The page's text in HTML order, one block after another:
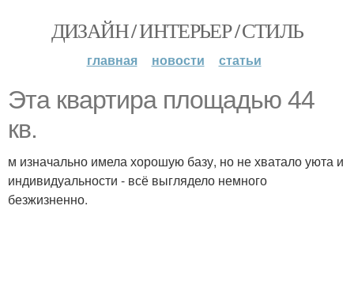
ДИЗАЙН / ИНТЕРЬЕР / СТИЛЬ
главная новости статьи
Эта квартира площадью 44
кв.
м изначально имела хорошую базу, но не хватало уюта и
индивидуальности - всё выглядело немного
безжизненно.